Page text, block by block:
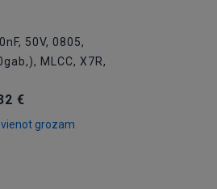
50V, 0805,
MLCC, X7R,
€
grozam